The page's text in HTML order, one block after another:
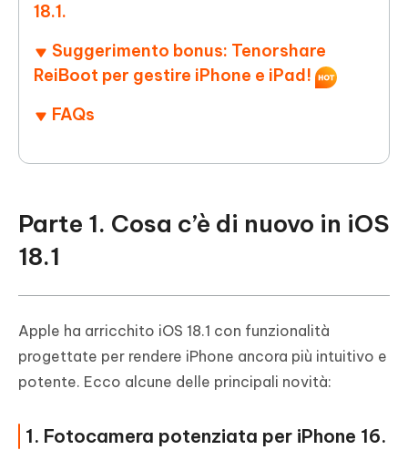
18.1.
Suggerimento bonus: Tenorshare
ReiBoot per gestire iPhone e iPad!
FAQs
Parte 1. Cosa c’è di nuovo in iOS
18.1
Apple ha arricchito iOS 18.1 con funzionalità
progettate per rendere iPhone ancora più intuitivo e
potente. Ecco alcune delle principali novità:
1. Fotocamera potenziata per iPhone 16.